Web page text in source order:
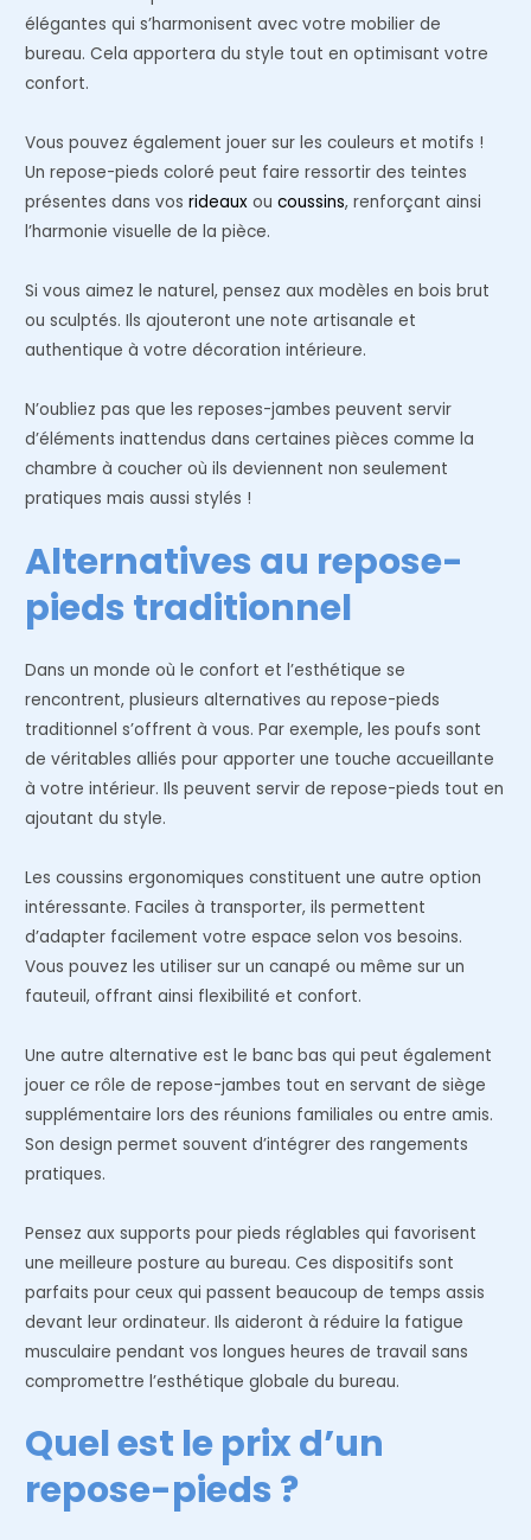
élégantes qui s’harmonisent avec votre mobilier de
bureau. Cela apportera du style tout en optimisant votre
confort.
Vous pouvez également jouer sur les couleurs et motifs !
Un repose-pieds coloré peut faire ressortir des teintes
présentes dans vosrideaux oucoussins, renforçant ainsi
l’harmonie visuelle de la pièce.
Si vous aimez le naturel, pensez aux modèles en bois brut
ou sculptés. Ils ajouteront une note artisanale et
authentique à votre décoration intérieure.
N’oubliez pas que les reposes-jambes peuvent servir
d’éléments inattendus dans certaines pièces comme la
chambre à coucher où ils deviennent non seulement
pratiques mais aussi stylés !
Alternatives au repose-
pieds traditionnel
Dans un monde où le confort et l’esthétique se
rencontrent, plusieurs alternatives au repose-pieds
traditionnel s’offrent à vous. Par exemple, les poufs sont
de véritables alliés pour apporter une touche accueillante
à votre intérieur. Ils peuvent servir de repose-pieds tout en
ajoutant du style.
Les coussins ergonomiques constituent une autre option
intéressante. Faciles à transporter, ils permettent
d’adapter facilement votre espace selon vos besoins.
Vous pouvez les utiliser sur un canapé ou même sur un
fauteuil, offrant ainsi flexibilité et confort.
Une autre alternative est le banc bas qui peut également
jouer ce rôle de repose-jambes tout en servant de siège
supplémentaire lors des réunions familiales ou entre amis.
Son design permet souvent d’intégrer des rangements
pratiques.
Pensez aux supports pour pieds réglables qui favorisent
une meilleure posture au bureau. Ces dispositifs sont
parfaits pour ceux qui passent beaucoup de temps assis
devant leur ordinateur. Ils aideront à réduire la fatigue
musculaire pendant vos longues heures de travail sans
compromettre l’esthétique globale du bureau.
Quel est le prix d’un
repose-pieds ?